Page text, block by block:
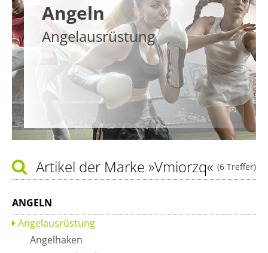
Angeln
Angelausrüstung
(6 Treffer)
Artikel der Marke »Vmiorzq«
ANGELN
Angelausrüstung
Angelhaken